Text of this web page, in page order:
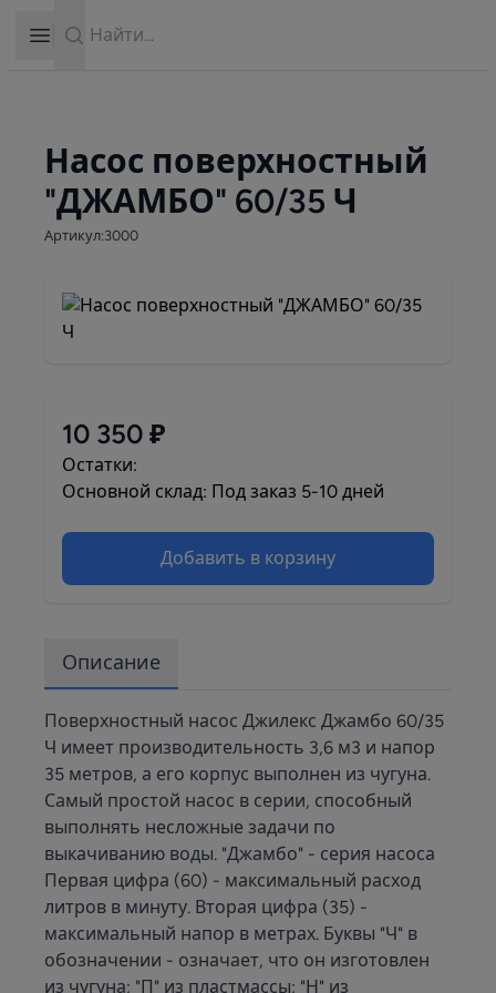
Open sidebar
Насос поверхностный
"ДЖАМБО" 60/35 Ч
Артикул:3000
10 350 ₽
Остатки:
Основной склад: Под заказ 5-10 дней
Добавить в корзину
Описание
Поверхностный насос Джилекс Джамбо 60/35
Ч имеет производительность 3,6 м3 и напор
35 метров, а его корпус выполнен из чугуна.
Самый простой насос в серии, способный
выполнять несложные задачи по
выкачиванию воды. "Джамбо" - серия насоса
Первая цифра (60) - максимальный расход
литров в минуту. Вторая цифра (35) -
максимальный напор в метрах. Буквы "Ч" в
обозначении - означает, что он изготовлен
из чугуна; "П" из пластмассы; "Н" из